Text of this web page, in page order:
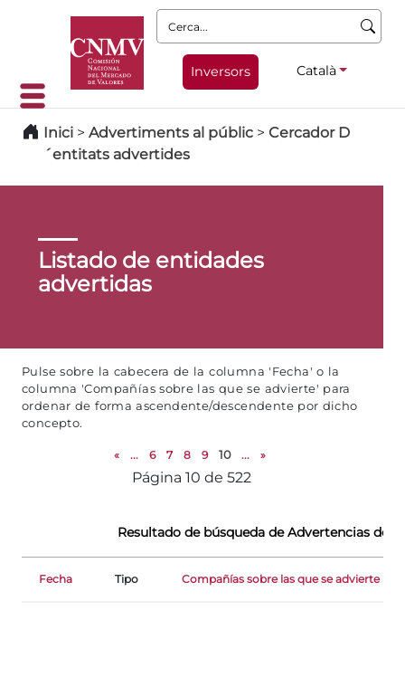
Cerca:
Inversors Català
Inici > Advertiments al públic > Cercador D
´entitats advertides
Listado de entidades
advertidas
Pulse sobre la cabecera de la columna 'Fecha' o la
columna 'Compañías sobre las que se advierte' para
ordenar de forma ascendente/descendente por dicho
concepto.
« ... 6 7 8 9 10 ... »
Página 10 de 522
Resultado de búsqueda de Advertencias de
Fecha Tipo Compañías sobre las que se advierte